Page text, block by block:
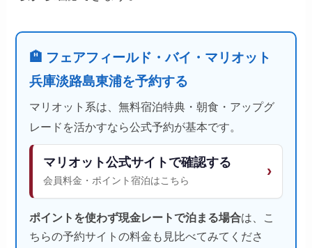
🏨 フェアフィールド・バイ・マリオット
兵庫淡路島東浦を予約する
マリオット系は、無料宿泊特典・朝食・アップグ
レードを活かすなら公式予約が基本です。
マリオット公式サイトで確認する
会員料金・ポイント宿泊はこちら
›
ポイントを使わず現金レートで泊まる場合は、こ
ちらの予約サイトの料金も見比べてみてくださ